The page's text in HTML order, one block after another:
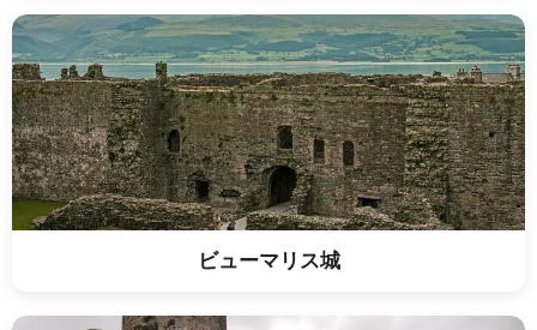
ビューマリス城